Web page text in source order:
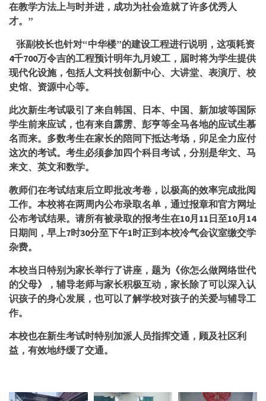
在教学方法上与时并进，成功为社会造就了许多优秀人
才。”
张副校长也针对“中华楼”的建设工程进行说明，这项耗资
4千700万令吉的工程预计明年九月竣工，届时将为学生提供
现代化设施，包括人文科技创新中心、大讲堂、表演厅、校
史馆、资源中心等。
此次新生考试吸引了来自韩国、日本、中国、新加坡等国际
学生前来应试，也有来自霹雳、彭亨等全马各地的应试生慕
名而来。多数考生在家长的陪同下抵达考场，卯足全力应付
这次的考试。考生必须参加四个科目考试，分别是华文、马
来文、英文和数学。
教师们在考试结束后立即批改考卷，以极高的效率完成批阅
工作。本校将在两周内公布录取名单，通过报章和官方网址
公布考试结果。请所有被录取的报考生在10月11日至10月14
日期间，早上7时30分至下午1时正到本校冷气会议室缴交学
杂费。
本校当日特别为家长举行了讲座，题为《你怎么做网络世代
的父母》，辅导老师与家长积极互动，家长除了可以深入认
识孩子的身心发展，也可以了解学校对孩子的关爱与辅导工
作。
本校也在新生考试时特别加派人员指挥交通，顾及社区利
益，有效地纾缓了交通。